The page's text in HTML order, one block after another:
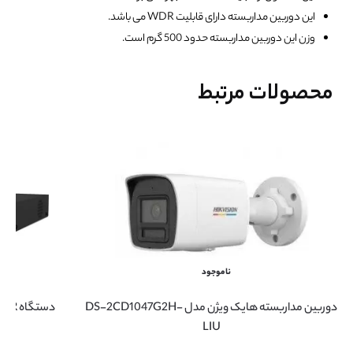
این دوربین مداربسته دارای قابلیت WDR می باشد.
وزن این دوربین مداربسته حدود 500 گرم است.
محصولات مرتبط
ناموجود
دوربین مداربسته هایک ویژن مدل DS-2CD1047G2H-
LIU